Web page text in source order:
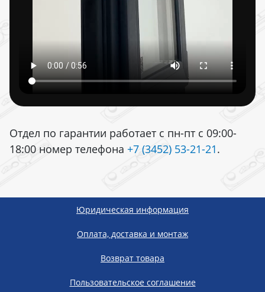
Отдел по гарантии работает с пн-пт с 09:00-
18:00 номер телефона +7 (3452) 53-21-21.
Юридическая информация
Оплата, доставка и монтаж
Возврат товара
Пользовательское соглашение